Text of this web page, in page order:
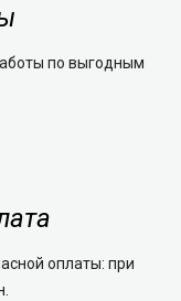
по выгодным
оплаты: при